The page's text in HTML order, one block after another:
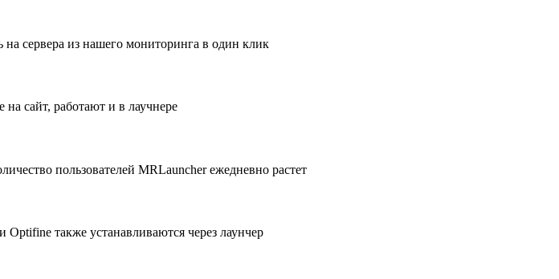
на сервера из нашего мониторинга в один клик
сайт, работают и в лаучнере
пользователей MRLauncher ежедневно растет
также устанавливаются через лаунчер